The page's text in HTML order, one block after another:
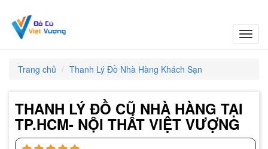
Trang chủ
Thanh Lý Đồ Nhà Hàng Khách Sạn
THANH LÝ ĐỒ CŨ NHÀ HÀNG TẠI
TP.HCM- NỘI THẤT VIỆT VƯỢNG